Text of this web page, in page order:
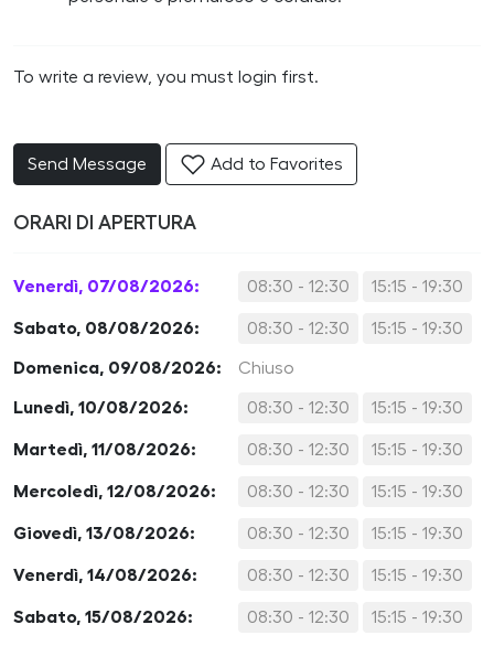
To write a review, you must login first.
Send Message Add to Favorites
ORARI DI APERTURA
Venerdì, 07/08/2026: 08:30 - 12:30 15:15 - 19:30
Sabato, 08/08/2026: 08:30 - 12:30 15:15 - 19:30
Domenica, 09/08/2026: Chiuso
Lunedì, 10/08/2026: 08:30 - 12:30 15:15 - 19:30
Martedì, 11/08/2026: 08:30 - 12:30 15:15 - 19:30
Mercoledì, 12/08/2026: 08:30 - 12:30 15:15 - 19:30
Giovedì, 13/08/2026: 08:30 - 12:30 15:15 - 19:30
Venerdì, 14/08/2026: 08:30 - 12:30 15:15 - 19:30
Sabato, 15/08/2026: 08:30 - 12:30 15:15 - 19:30